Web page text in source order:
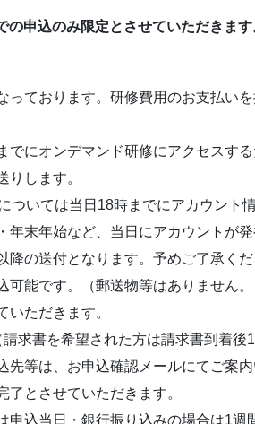
申込のみ限定とさせていただきます
っております。研修費用のお支払い
でにオンデマンド研修にアクセスす
します。
ついては当日18時までにアカウント
年末年始など、当日にアカウントが
の送付となります。予めご了承くだ
可能です。（郵送物等はありません。
いただきます。
求書を希望された方は請求書到着後
等は、お申込確認メールにてご案内
了とさせていただきます。
申込当日・銀行振り込みの場合は1週